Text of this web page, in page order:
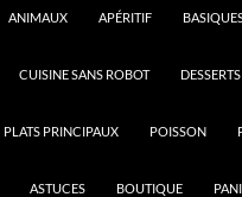
ANIMAUX APÉRITIF
CUISINE SANS ROBOT DESSERTS
PLATS PRINCIPAUX POISSON
ASTUCES BOUTIQUE